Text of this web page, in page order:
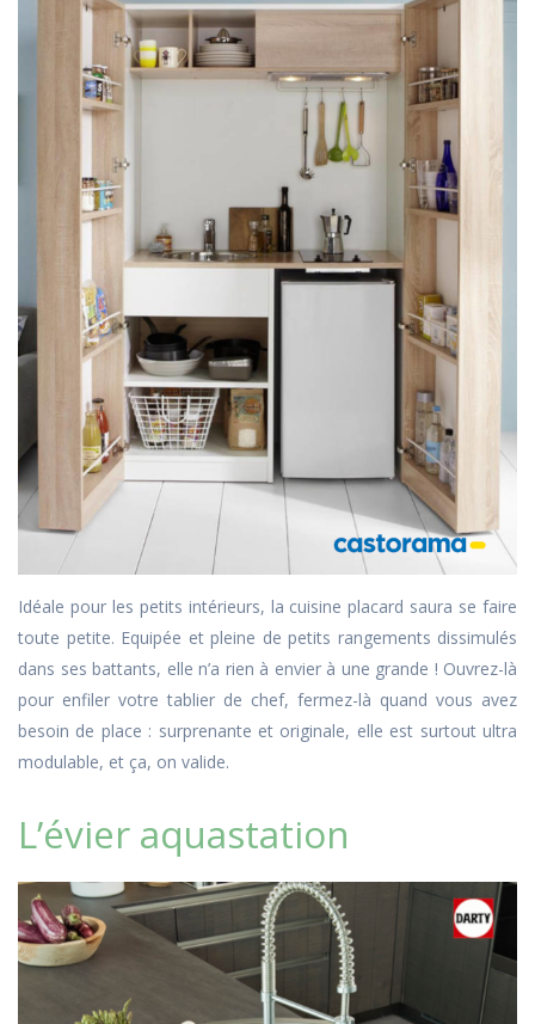
Idéale pour les petits intérieurs, la cuisine placard saura se faire
toute petite. Equipée et pleine de petits rangements dissimulés
dans ses battants, elle n’a rien à envier à une grande ! Ouvrez-là
pour enfiler votre tablier de chef, fermez-là quand vous avez
besoin de place : surprenante et originale, elle est surtout ultra
modulable, et ça, on valide.
L’évier aquastation